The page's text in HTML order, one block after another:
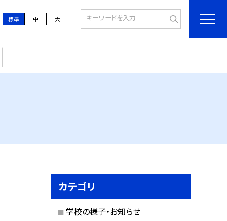
標準 中 大
カテゴリ
学校の様子・お知らせ